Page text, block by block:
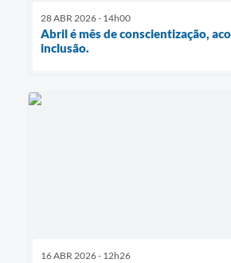
28 ABR 2026 - 14h00
Abril é mês de conscientização,
inclusão.
16 ABR 2026 - 12h26